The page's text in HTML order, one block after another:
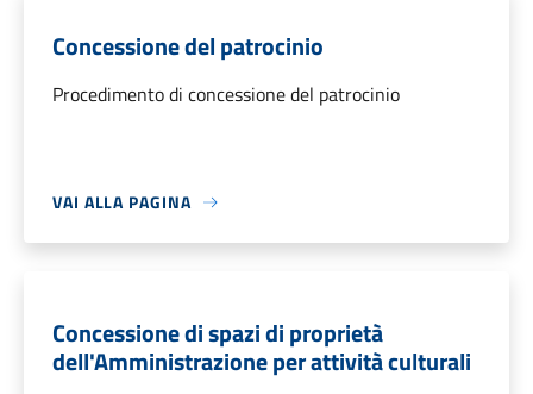
Concessione del patrocinio
Procedimento di concessione del patrocinio
VAI ALLA PAGINA
Concessione di spazi di proprietà
dell'Amministrazione per attività culturali